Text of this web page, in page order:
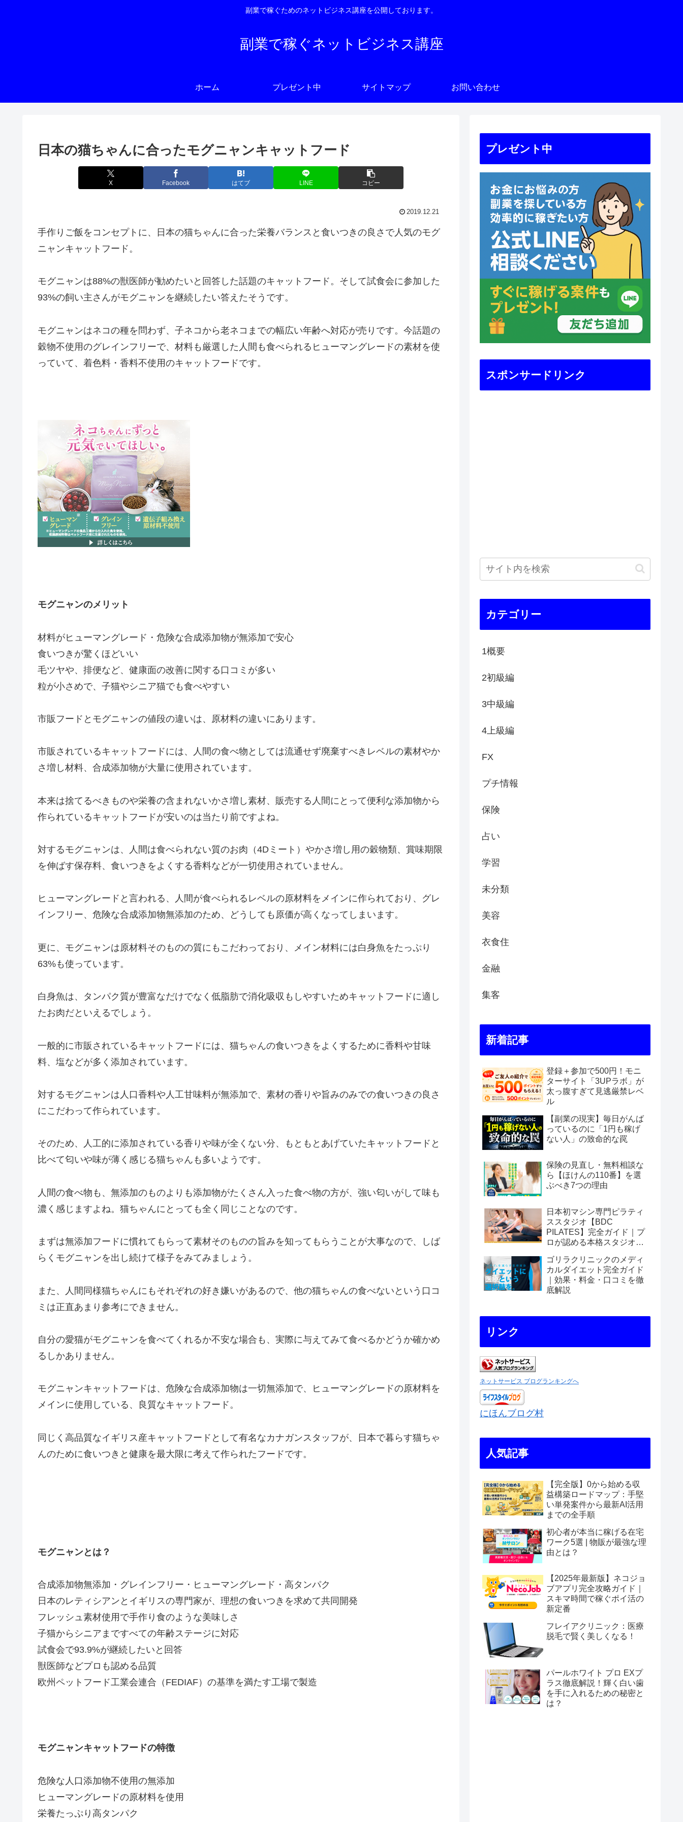
副業で稼ぐためのネットビジネス講座を公開しております。
副業で稼ぐネットビジネス講座
ホーム プレゼント中 サイトマップ お問い合わせ
日本の猫ちゃんに合ったモグニャンキャットフード
X Facebook はてブ LINE コピー
2019.12.21
手作りご飯をコンセプトに、日本の猫ちゃんに合った栄養バランスと食いつきの良さで人気のモグ
ニャンキャットフード。
モグニャンは88%の獣医師が勧めたいと回答した話題のキャットフード。そして試食会に参加した
93%の飼い主さんがモグニャンを継続したい答えたそうです。
モグニャンはネコの種を問わず、子ネコから老ネコまでの幅広い年齢へ対応が売りです。今話題の
穀物不使用のグレインフリーで、材料も厳選した人間も食べられるヒューマングレードの素材を使
っていて、着色料・香料不使用のキャットフードです。
モグニャンのメリット
材料がヒューマングレード・危険な合成添加物が無添加で安心
食いつきが驚くほどいい
毛ツヤや、排便など、健康面の改善に関する口コミが多い
粒が小さめで、子猫やシニア猫でも食べやすい
市販フードとモグニャンの値段の違いは、原材料の違いにあります。
市販されているキャットフードには、人間の食べ物としては流通せず廃棄すべきレベルの素材やか
さ増し材料、合成添加物が大量に使用されています。
本来は捨てるべきものや栄養の含まれないかさ増し素材、販売する人間にとって便利な添加物から
作られているキャットフードが安いのは当たり前ですよね。
対するモグニャンは、人間は食べられない質のお肉（4Dミート）やかさ増し用の穀物類、賞味期限
を伸ばす保存料、食いつきをよくする香料などが一切使用されていません。
ヒューマングレードと言われる、人間が食べられるレベルの原材料をメインに作られており、グレ
インフリー、危険な合成添加物無添加のため、どうしても原価が高くなってしまいます。
更に、モグニャンは原材料そのものの質にもこだわっており、メイン材料には白身魚をたっぷり
63%も使っています。
白身魚は、タンパク質が豊富なだけでなく低脂肪で消化吸収もしやすいためキャットフードに適し
たお肉だといえるでしょう。
一般的に市販されているキャットフードには、猫ちゃんの食いつきをよくするために香料や甘味
料、塩などが多く添加されています。
対するモグニャンは人口香料や人工甘味料が無添加で、素材の香りや旨みのみでの食いつきの良さ
にこだわって作られています。
そのため、人工的に添加されている香りや味が全くない分、もともとあげていたキャットフードと
比べて匂いや味が薄く感じる猫ちゃんも多いようです。
人間の食べ物も、無添加のものよりも添加物がたくさん入った食べ物の方が、強い匂いがして味も
濃く感じますよね。猫ちゃんにとっても全く同じことなのです。
まずは無添加フードに慣れてもらって素材そのものの旨みを知ってもらうことが大事なので、しば
らくモグニャンを出し続けて様子をみてみましょう。
また、人間同様猫ちゃんにもそれぞれの好き嫌いがあるので、他の猫ちゃんの食べないという口コ
ミは正直あまり参考にできません。
自分の愛猫がモグニャンを食べてくれるか不安な場合も、実際に与えてみて食べるかどうか確かめ
るしかありません。
モグニャンキャットフードは、危険な合成添加物は一切無添加で、ヒューマングレードの原材料を
メインに使用している、良質なキャットフード。
同じく高品質なイギリス産キャットフードとして有名なカナガンスタッフが、日本で暮らす猫ちゃ
んのために食いつきと健康を最大限に考えて作られたフードです。
モグニャンとは？
合成添加物無添加・グレインフリー・ヒューマングレード・高タンパク
日本のレティシアンとイギリスの専門家が、理想の食いつきを求めて共同開発
フレッシュ素材使用で手作り食のような美味しさ
子猫からシニアまですべての年齢ステージに対応
試食会で93.9%が継続したいと回答
獣医師などプロも認める品質
欧州ペットフード工業会連合（FEDIAF）の基準を満たす工場で製造
モグニャンキャットフードの特徴
危険な人口添加物不使用の無添加
ヒューマングレードの原材料を使用
栄養たっぷり高タンパク
プレゼント中
スポンサードリンク
カテゴリー
1概要
2初級編
3中級編
4上級編
FX
プチ情報
保険
占い
学習
未分類
美容
衣食住
金融
集客
新着記事
登録＋参加で500円！モニ
ターサイト「3UPラボ」が
太っ腹すぎて見逃厳禁レベ
ル
【副業の現実】毎日がんば
っているのに「1円も稼げ
ない人」の致命的な罠
保険の見直し・無料相談な
ら【ほけんの110番】を選
ぶべき7つの理由
日本初マシン専門ピラティ
ススタジオ【BDC
PILATES】完全ガイド｜プ
ロが認める本格スタジオの
ゴリラクリニックのメディ
カルダイエット完全ガイド
｜効果・料金・口コミを徹
底解説
リンク
ネットサービス ブログランキングへ
にほんブログ村
人気記事
【完全版】0から始める収
益構築ロードマップ：手堅
い単発案件から最新AI活用
までの全手順
初心者が本当に稼げる在宅
ワーク5選 | 物販が最強な理
由とは？
【2025年最新版】ネコジョ
ブアプリ完全攻略ガイド｜
スキマ時間で稼ぐポイ活の
新定番
フレイアクリニック：医療
脱毛で賢く美しくなる！
パールホワイト プロ EXプ
ラス徹底解説！輝く白い歯
を手に入れるための秘密と
は？